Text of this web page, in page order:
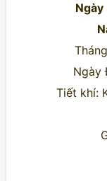
Ngày
Ngày
Tiết khí: